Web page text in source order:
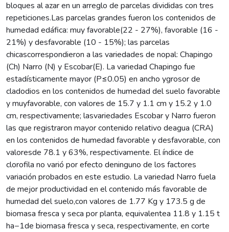
bloques al azar en un arreglo de parcelas divididas con tres
repeticiones.Las parcelas grandes fueron los contenidos de
humedad edáfica: muy favorable(22 - 27%), favorable (16 -
21%) y desfavorable (10 - 15%); las parcelas
chicascorrespondieron a las variedades de nopal: Chapingo
(Ch) Narro (N) y Escobar(E). La variedad Chapingo fue
estadísticamente mayor (P≤0.05) en ancho ygrosor de
cladodios en los contenidos de humedad del suelo favorable
y muyfavorable, con valores de 15.7 y 1.1 cm y 15.2 y 1.0
cm, respectivamente; lasvariedades Escobar y Narro fueron
las que registraron mayor contenido relativo deagua (CRA)
en los contenidos de humedad favorable y desfavorable, con
valoresde 78.1 y 63%, respectivamente. El índice de
clorofila no varió por efecto deninguno de los factores
variación probados en este estudio. La variedad Narro fuela
de mejor productividad en el contenido más favorable de
humedad del suelo,con valores de 1.77 Kg y 173.5 g de
biomasa fresca y seca por planta, equivalentea 11.8 y 1.15 t
ha−1de biomasa fresca y seca, respectivamente, en corte